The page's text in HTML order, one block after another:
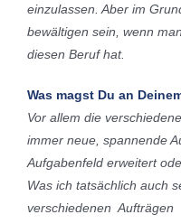
einzulassen. Aber im
bewältigen sein, wenn
diesen Beruf hat.
Was magst Du an
Vor allem die
immer neue, spannende
Aufgabenfeld erweitert
Was ich tatsächlich auch
verschiedenen